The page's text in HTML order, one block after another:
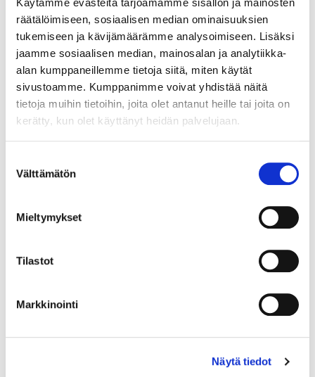
Käytämme evästeitä tarjoamamme sisällön ja mainosten
räätälöimiseen, sosiaalisen median ominaisuuksien
tukemiseen ja kävijämäärämme analysoimiseen. Lisäksi
jaamme sosiaalisen median, mainosalan ja analytiikka-
alan kumppaneillemme tietoja siitä, miten käytät
sivustoamme. Kumppanimme voivat yhdistää näitä
tietoja muihin tietoihin, joita olet antanut heille tai joita on
kerätty, kun olet käyttänyt heidän palvelujaan.
valinta
Välttämätön
Mieltymykset
Tilastot
Markkinointi
Näytä tiedot
naarmuja, 750br, Paino: 71,2 g
5 500 €
Johtava huuto: -
Vuosaaren Pantti
17.8.2026 19:14:30